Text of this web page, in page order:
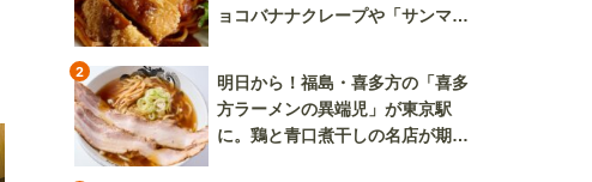
ョコバナナクレープや「サンマー
2
明日から！福島・喜多方の「喜多
方ラーメンの異端児」が東京駅
に。鶏と青口煮干しの名店が期間